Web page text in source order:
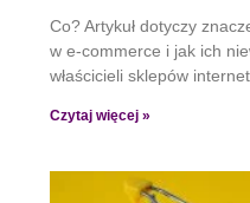
Co? Artykuł dotyczy
w e-commerce i jak ich
właścicieli sklepów
Czytaj więcej »